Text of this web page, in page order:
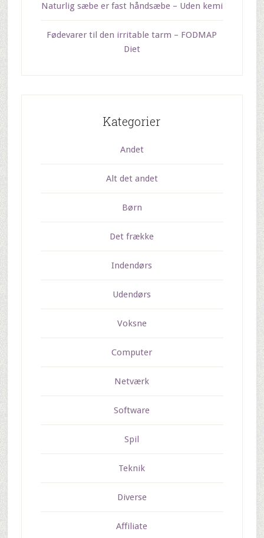
Naturlig sæbe er fast håndsæbe – Uden kemi
Fødevarer til den irritable tarm – FODMAP
Diet
Kategorier
Andet
Alt det andet
Børn
Det frække
Indendørs
Udendørs
Voksne
Computer
Netværk
Software
Spil
Teknik
Diverse
Affiliate